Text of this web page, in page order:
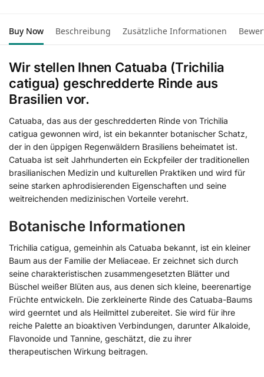
Buy Now Beschreibung Zusätzliche Informationen
Wir stellen Ihnen Catuaba (Trichilia
catigua) geschredderte Rinde aus
Brasilien vor.
Catuaba, das aus der geschredderten Rinde von Trichilia
catigua gewonnen wird, ist ein bekannter botanischer Schatz,
der in den üppigen Regenwäldern Brasiliens beheimatet ist.
Catuaba ist seit Jahrhunderten ein Eckpfeiler der traditionellen
brasilianischen Medizin und kulturellen Praktiken und wird für
seine starken aphrodisierenden Eigenschaften und seine
weitreichenden medizinischen Vorteile verehrt.
Botanische Informationen
Trichilia catigua, gemeinhin als Catuaba bekannt, ist ein kleiner
Baum aus der Familie der Meliaceae. Er zeichnet sich durch
seine charakteristischen zusammengesetzten Blätter und
Büschel weißer Blüten aus, aus denen sich kleine, beerenartige
Früchte entwickeln. Die zerkleinerte Rinde des Catuaba-Baums
wird geerntet und als Heilmittel zubereitet. Sie wird für ihre
reiche Palette an bioaktiven Verbindungen, darunter Alkaloide,
Flavonoide und Tannine, geschätzt, die zu ihrer
therapeutischen Wirkung beitragen.